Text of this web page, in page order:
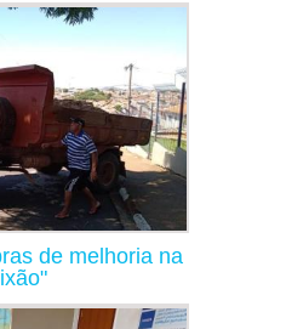
de melhoria na